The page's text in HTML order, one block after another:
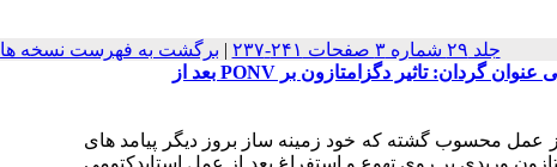
جلد ۲۹ شماره ۳ صفحات ۲۴۱-۲۳۷ | برگشت به فهرست نسخه ها
بررسی اثر پروفیلاکسی دگزامتازون بر روی تهوع و استفراغ بعد از جراحی استاپدکتومی عنوان گردان: تاثیر دگزامتازون بر PONV بعد از
عمل محسوب گشته که خود زمینه ساز بروز دیگر پیامد های
ارزیابی اثر پروفیلاکسی 16 میلی گرم دگزامتازون وریدی بر روی تهوع و استفراغ بعد از عمل استاپدکتومی